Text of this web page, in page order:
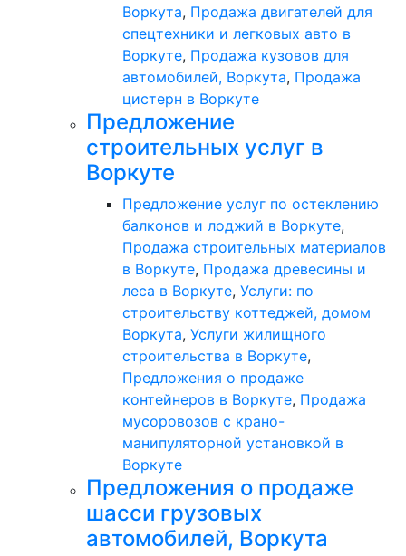
Воркута, Продажа двигателей для
спецтехники и легковых авто в
Воркуте, Продажа кузовов для
автомобилей, Воркута, Продажа
цистерн в Воркуте
Предложение
строительных услуг в
Воркуте
Предложение услуг по остеклению
балконов и лоджий в Воркуте,
Продажа строительных материалов
в Воркуте, Продажа древесины и
леса в Воркуте, Услуги: по
строительству коттеджей, домом
Воркута, Услуги жилищного
строительства в Воркуте,
Предложения о продаже
контейнеров в Воркуте, Продажа
мусоровозов с крано-
манипуляторной установкой в
Воркуте
Предложения о продаже
шасси грузовых
автомобилей, Воркута